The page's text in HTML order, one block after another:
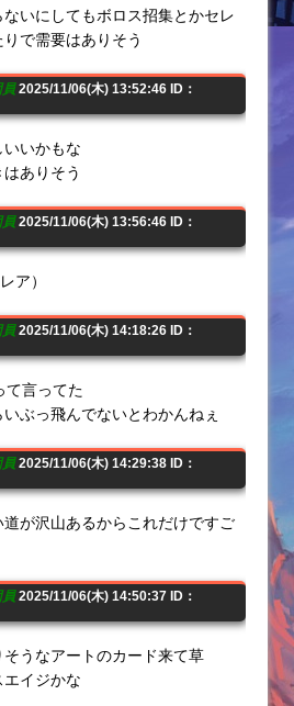
いにしてもボロス招集とかセレ
で需要はありそう
員2025/11/06(木) 13:52:46 ID：
いかもな
ありそう
員2025/11/06(木) 13:56:46 ID：
ア）
員2025/11/06(木) 14:18:26 ID：
て言ってた
ぶっ飛んでないとわかんねぇ
員2025/11/06(木) 14:29:38 ID：
が沢山あるからこれだけですご
員2025/11/06(木) 14:50:37 ID：
うなアートのカード来て草
イジかな